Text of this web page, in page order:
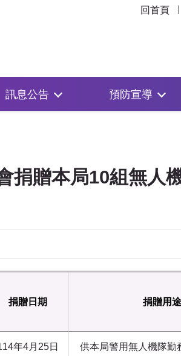
回首頁
訊息公告 預防宣導
捐贈本局10組無人
捐贈日期
捐贈用途
年4月25日 供本局警用無人機隊勤